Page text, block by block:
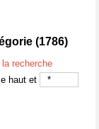
(1786)
recherche
haut et